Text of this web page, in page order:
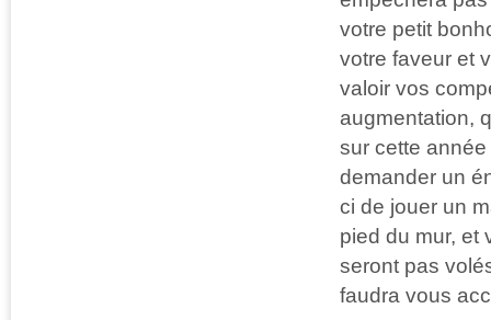
votre petit
votre faveur et
valoir vos
augmentation,
sur cette
demander un
ci de jouer un
pied du mur, et
seront pas
faudra vous